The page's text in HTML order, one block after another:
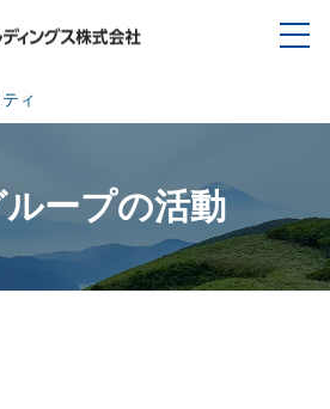
ィ
ープの活動